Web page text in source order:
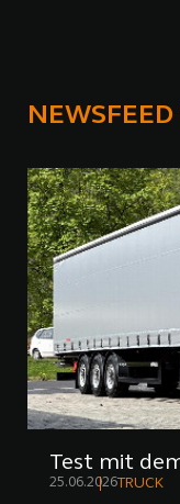
Test mit
25.06.2026 TRUCK